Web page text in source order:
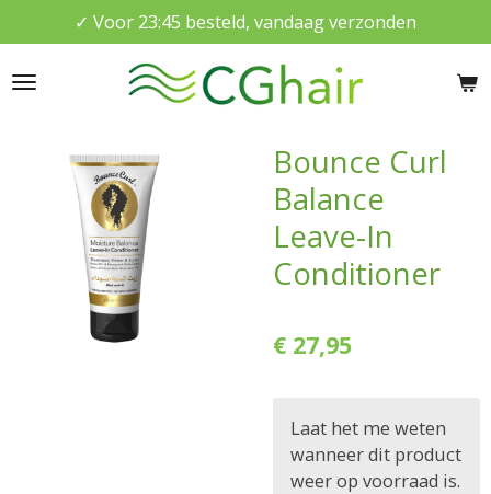
direct
naar
✓ Voor 23:45 besteld, vandaag verzonden
Bounce Curl
Balance
Leave-In
Conditioner
€ 27,95
Laat het me weten
wanneer dit product
weer op voorraad is.